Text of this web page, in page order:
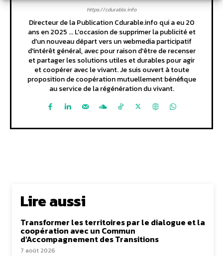
https://cdurable.info
Directeur de la Publication Cdurable.info qui a eu 20
ans en 2025 ... L'occasion de supprimer la publicité et
d'un nouveau départ vers un webmedia participatif
d'intérêt général, avec pour raison d'être de recenser
et partager les solutions utiles et durables pour agir
et coopérer avec le vivant. Je suis ouvert à toute
proposition de coopération mutuellement bénéfique
au service de la régénération du vivant.
Lire aussi
Transformer les territoires par le dialogue et la
coopération avec un Commun
d’Accompagnement des Transitions
7 août 2026